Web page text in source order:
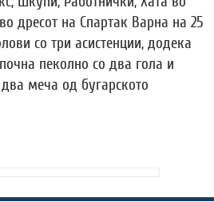
дресот на Спартак Варна на 25
со три асистенции, додека
пеколно со два гола и
два меча од бугарското